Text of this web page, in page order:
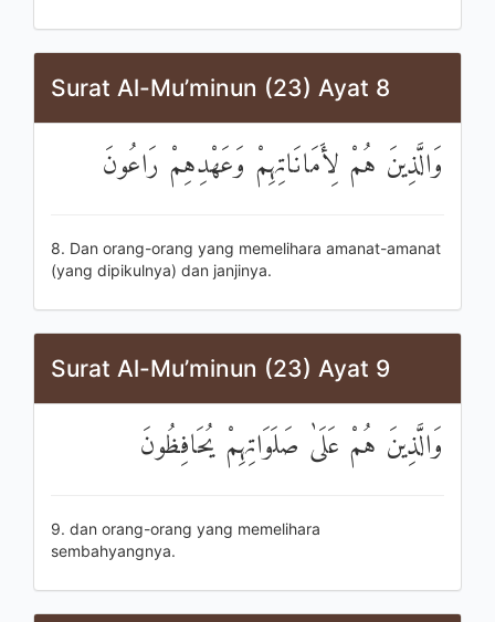
Surat Al-Mu’minun (23) Ayat 8
وَالَّذِينَ هُمْ لِأَمَانَاتِهِمْ وَعَهْدِهِمْ رَاعُونَ
8. Dan orang-orang yang memelihara amanat-amanat
(yang dipikulnya) dan janjinya.
Surat Al-Mu’minun (23) Ayat 9
وَالَّذِينَ هُمْ عَلَىٰ صَلَوَاتِهِمْ يُحَافِظُونَ
9. dan orang-orang yang memelihara
sembahyangnya.